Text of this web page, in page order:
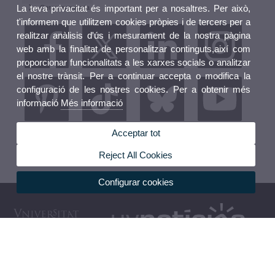
Cerca avançada
Secció Opinió UVNoticies
La teva privacitat és important per a nosaltres. Per això,
t'informem que utilitzem cookies pròpies i de tercers per a
realitzar anàlisis d'ús i mesurament de la nostra pàgina
web amb la finalitat de personalitzar continguts,així com
proporcionar funcionalitats a les xarxes socials o analitzar
el nostre trànsit. Per a continuar accepta o modifica la
configuració de les nostres cookies. Per a obtenir més
informació Més informació
Acceptar tot
Reject All Cookies
Configurar cookies